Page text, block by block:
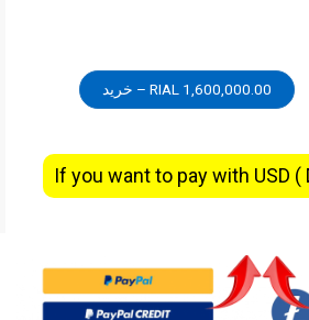
1,600,000.00 RIAL – خرید
If you want to pay with USD (